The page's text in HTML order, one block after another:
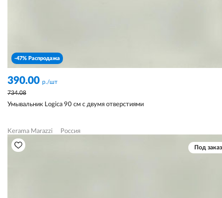
-47% Распродажа
390.00 р./шт
734.08
Умывальник Logica 90 см с двумя отверстиями
Kerama Marazzi Россия
Под заказ